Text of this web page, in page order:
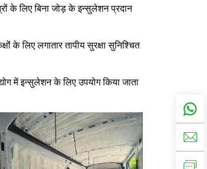
के लिए बिना जोड़ के इन्सुलेशन प्रदान
के लिए लगातार तापीय सुरक्षा सुनिश्चित
में इन्सुलेशन के लिए उपयोग किया जाता